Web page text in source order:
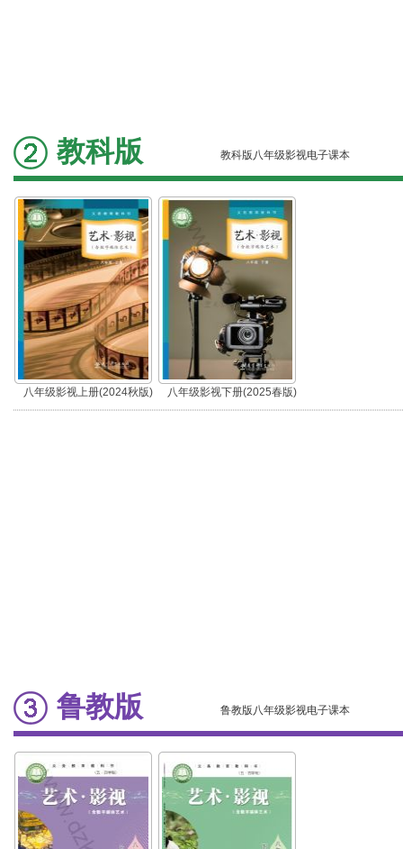
教科版 教科版八年级影视电子课本
八年级影视上册(2024秋版) 八年级影视下册(2025春版)
鲁教版 鲁教版八年级影视电子课本